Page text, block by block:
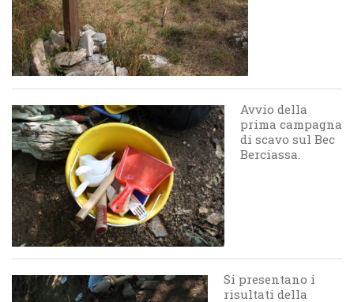
Avvio della
prima campagna
di scavo sul Bec
Berciassa.
Si presentano i
risultati della